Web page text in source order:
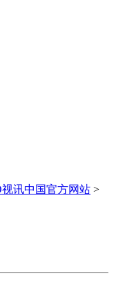
讯中国官方网站 >